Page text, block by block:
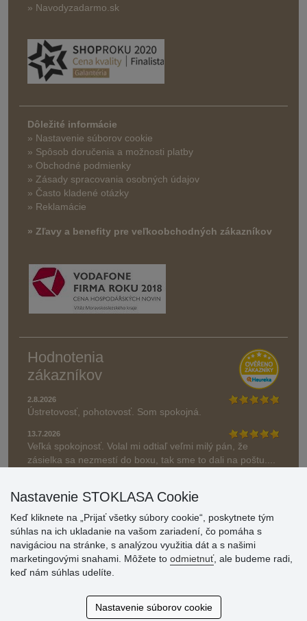
» Navodyzadarmo.sk
Dôležité informácie
» Nastavenie súborov cookie
» Spôsob doručenia a možnosti platby
» Obchodné podmienky
» Zásady spracovania osobných údajov
» Často kladené otázky
» Reklamácie
» Zľavy a benefity pre veľkoobchodných zákazníkov
Hodnotenia
zákazníkov
2.8.2026
Ústretovosť, pohotovosť. Som spokojná.
13.7.2026
Veľká spokojnosť. Volal mi odtiaľ veľmi milý pán, že
zásielka sa nezmestí do boxu, tak sme to dali na poštu....
» Aktuálne 6948 recenzií
Nastavenie STOKLASA Cookie
Keď kliknete na „Prijať všetky súbory cookie“, poskytnete tým
súhlas na ich ukladanie na vašom zariadení, čo pomáha s
navigáciou na stránke, s analýzou využitia dát a s našimi
marketingovými snahami. Môžete to odmietnuť, ale budeme radi,
keď nám súhlas udelíte.
Nastavenie súborov cookie